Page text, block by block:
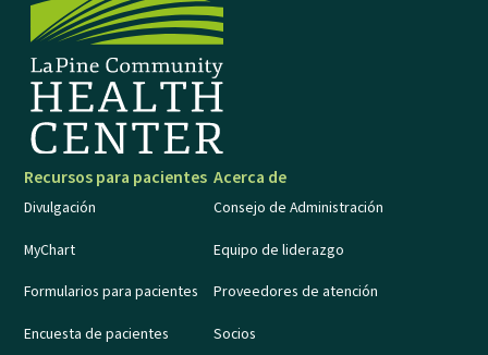
Recursos para pacientes
Divulgación
MyChart
Formularios para pacientes
Encuesta de pacientes
Acerca de
Consejo de Administración
Equipo de liderazgo
Proveedores de atención
Socios